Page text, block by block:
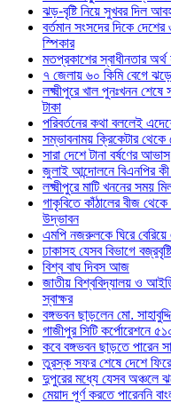
ঝড়-বৃষ্টি নিয়ে সুখবর দিল
বর্তমান সংসদের দিকে
স্পিকার
মতপ্রকাশের স্বাধীনতার
৭ জেলায় ৬০ কিমি বেগে
লক্ষ্মীপুরে খাল পুনঃখনন
টাকা
পরিবর্তনের কথা বললেই
সম্ভাবনাময় ক্রিকেটার থেকে
সারা দেশে টানা বর্ষণের আভাস
জুলাই আন্দোলনে বিএনপির
লক্ষ্মীপুরে মাটি খননের সময়
গাকৃবিতে কাঁঠালের বীজ
উদ্ভাবন
এমপি নজরুলকে ঘিরে
ঢাকাসহ যেসব বিভাগে
বিশ্ব বাঘ দিবস আজ
জাতীয় বিশ্ববিদ্যালয় ও
স্বাক্ষর
বঙ্গভবন ছাড়লেন মো.
গাজীপুর সিটি কর্পোরেশনে
কবে বঙ্গভবন ছাড়তে পারেন
তুরস্ক সফর শেষে দেশে
দুপুরের মধ্যে যেসব অঞ্চলে
মেয়াদ পূর্ণ করতে পারেননি